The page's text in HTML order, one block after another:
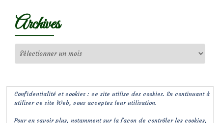
Archives
Confidentialité et cookies : ce site utilise des cookies. En continuant à
utiliser ce site Web, vous acceptez leur utilisation.
Pour en savoir plus, notamment sur la façon de contrôler les cookies,